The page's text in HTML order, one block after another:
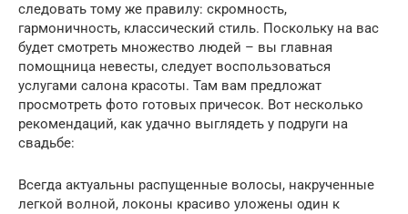
следовать тому же правилу: скромность,
гармоничность, классический стиль. Поскольку на вас
будет смотреть множество людей – вы главная
помощница невесты, следует воспользоваться
услугами салона красоты. Там вам предложат
просмотреть фото готовых причесок. Вот несколько
рекомендаций, как удачно выглядеть у подруги на
свадьбе:
Всегда актуальны распущенные волосы, накрученные
легкой волной, локоны красиво уложены один к